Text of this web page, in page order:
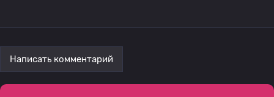
Написать комментарий